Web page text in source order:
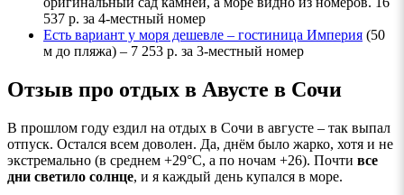
537 р. за 4-местный номер
Есть вариант у моря дешевле – гостиница Империя (50
м до пляжа) – 7 253 р. за 3-местный номер
Отзыв про отдых в Авусте в Сочи
В прошлом году ездил на отдых в Сочи в августе – так выпал
отпуск. Остался всем доволен. Да, днём было жарко, хотя и не
экстремально (в среднем +29°C, а по ночам +26). Почти все
дни светило солнце, и я каждый день купался в море.